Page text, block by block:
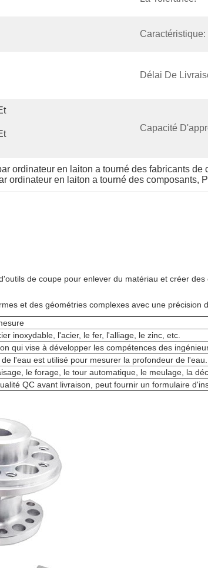
Caractéristique:
Délai De
Capacité
ordinateur en laiton a tourné des fabricants de
ordinateur en laiton a tourné des composants,
de coupe pour enlever du matériau et créer
et des géométries complexes avec une précision
inoxydable, l'acier, le fer, l'alliage, le zinc, etc.
qui vise à développer les compétences des
l'eau est utilisé pour mesurer la profondeur de l'eau.
le forage, le tour automatique, le meulage, la
QC avant livraison, peut fournir un formulaire